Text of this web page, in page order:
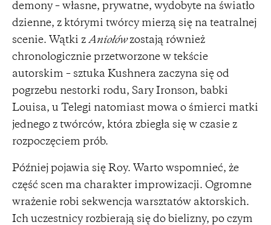
demony – własne, prywatne, wydobyte na światło
dzienne, z którymi twórcy mierzą się na teatralnej
scenie. Wątki z Aniołówzostają również
chronologicznie przetworzone w tekście
autorskim – sztuka Kushnera zaczyna się od
pogrzebu nestorki rodu, Sary Ironson, babki
Louisa, u Telegi natomiast mowa o śmierci matki
jednego z twórców, która zbiegła się w czasie z
rozpoczęciem prób.
Później pojawia się Roy. Warto wspomnieć, że
część scen ma charakter improwizacji. Ogromne
wrażenie robi sekwencja warsztatów aktorskich.
Ich uczestnicy rozbierają się do bielizny, po czym